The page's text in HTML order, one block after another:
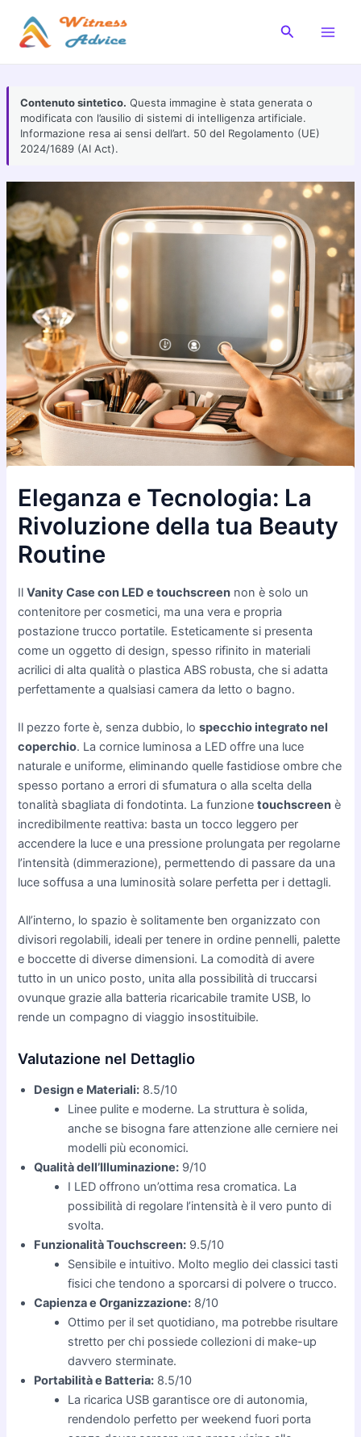
contenuto
Cerca
Contenuto sintetico. Questa immagine è stata generata o
modificata con l’ausilio di sistemi di intelligenza artificiale.
Informazione resa ai sensi dell’art. 50 del Regolamento (UE)
2024/1689 (AI Act).
Eleganza e Tecnologia: La
Rivoluzione della tua Beauty
Routine
IlVanity Case con LED e touchscreen non è solo un
contenitore per cosmetici, ma una vera e propria
postazione trucco portatile. Esteticamente si presenta
come un oggetto di design, spesso rifinito in materiali
acrilici di alta qualità o plastica ABS robusta, che si adatta
perfettamente a qualsiasi camera da letto o bagno.
Il pezzo forte è, senza dubbio, lospecchio integrato nel
coperchio. La cornice luminosa a LED offre una luce
naturale e uniforme, eliminando quelle fastidiose ombre che
spesso portano a errori di sfumatura o alla scelta della
tonalità sbagliata di fondotinta. La funzionetouchscreen è
incredibilmente reattiva: basta un tocco leggero per
accendere la luce e una pressione prolungata per regolarne
l’intensità (dimmerazione), permettendo di passare da una
luce soffusa a una luminosità solare perfetta per i dettagli.
All’interno, lo spazio è solitamente ben organizzato con
divisori regolabili, ideali per tenere in ordine pennelli, palette
e boccette di diverse dimensioni. La comodità di avere
tutto in un unico posto, unita alla possibilità di truccarsi
ovunque grazie alla batteria ricaricabile tramite USB, lo
rende un compagno di viaggio insostituibile.
Valutazione nel Dettaglio
Design e Materiali: 8.5/10
Linee pulite e moderne. La struttura è solida,
anche se bisogna fare attenzione alle cerniere nei
modelli più economici.
Qualità dell’Illuminazione: 9/10
I LED offrono un’ottima resa cromatica. La
possibilità di regolare l’intensità è il vero punto di
svolta.
Funzionalità Touchscreen: 9.5/10
Sensibile e intuitivo. Molto meglio dei classici tasti
fisici che tendono a sporcarsi di polvere o trucco.
Capienza e Organizzazione: 8/10
Ottimo per il set quotidiano, ma potrebbe risultare
stretto per chi possiede collezioni di make-up
davvero sterminate.
Portabilità e Batteria: 8.5/10
La ricarica USB garantisce ore di autonomia,
rendendolo perfetto per weekend fuori porta